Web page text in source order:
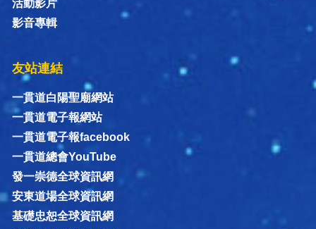
活動影片
影音專輯
友站連結
一貫道白陽聖廟網站
一貫道電子報網站
一貫道電子報facebook
一貫道總會YouTube
發一崇德全球資訊網
安東道場全球資訊網
基礎忠恕全球資訊網